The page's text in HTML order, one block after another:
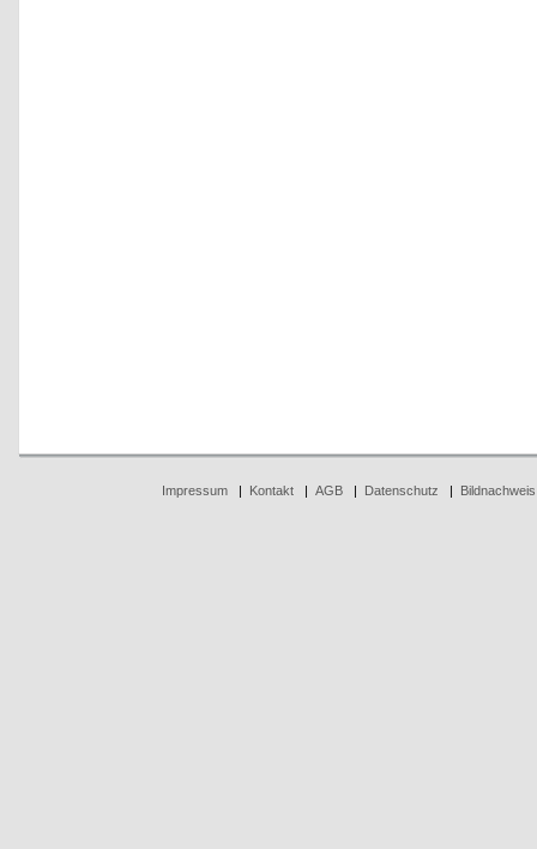
Impressum| Kontakt| AGB| Datenschutz Bildnachweis